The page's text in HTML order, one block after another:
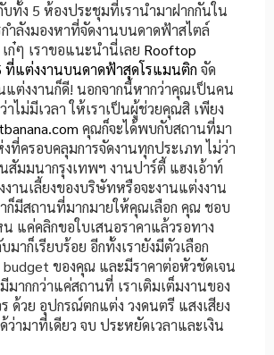
ทั้ง 5 ห้องประชุมที่เรานำมาฝากกันใน
ำลังมองหาที่จัดงานบนดาดฟ้าสไตล์
ก๋ๆ เราขอแนะนำนี่เลย Rooftop
ที่แต่งงานบนดาดฟ้าสุดโรแมนติก จัด
แต่งงานก็ดี! นอกจากนี้หากว่าคุณเป็นคน
ไม่มีเวลา ให้เราเป็นผู้ช่วยคุณสิ เพียง
คุณก็จะได้พบกับสถานที่มา
ที่ครอบคลุมการจัดงานทุกประเภท ไม่ว่า
สัมมนากรุงเทพฯ งานปาร์ตี้ แฮงเอ้าท์
งานเลี้ยงของบริษัทหรือจะงานแต่งงาน
ก็มีสถานที่มากมายให้คุณเลือก คุณ ชอบ
แค่คลิกขอใบเสนอราคาแล้วรอทาง
าก็เรียบร้อย อีกทั้งเรายังมีตัวเลือก
ของคุณ และมีราคาต่อหัวชัดเจน
มากกว่าแค่สถานที่ เราเติมเต็มงานของ
ด้วย อุปกรณ์ตกแต่ง วงดนตรี แสงเสียง
ว่ามาที่เดียว จบ ประหยัดเวลาและเงิน